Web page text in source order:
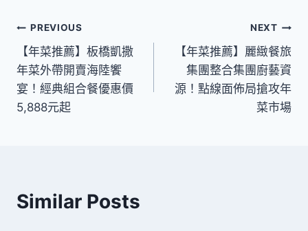
文
章
導
覽
PREVIOUS
【年菜推薦】板橋凱撒
年菜外帶開賣海陸饗
宴！經典組合餐優惠價
5,888元起
NEXT
【年菜推薦】麗緻餐旅
集團整合集團廚藝資
源！點線面佈局搶攻年
菜市場
Similar Posts